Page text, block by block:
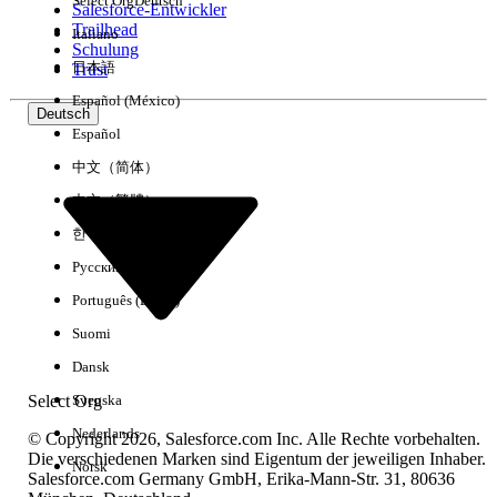
Erfahrung
Keine Ergebnisse
Salesforce-Entwickler
Trailhead
Schulung
Trust
Deutsch
Select Org
Italiano
日本語
Español (México)
Español
中文（简体）
中文（繁體）
한국어
Русский
Português (Brasil)
Suomi
Dansk
Svenska
Nederlands
Norsk
© Copyright 2026, Salesforce.com Inc. Alle Rechte vorbehalten.
Die verschiedenen Marken sind Eigentum der jeweiligen Inhaber.
Salesforce.com Germany GmbH, Erika-Mann-Str. 31, 80636